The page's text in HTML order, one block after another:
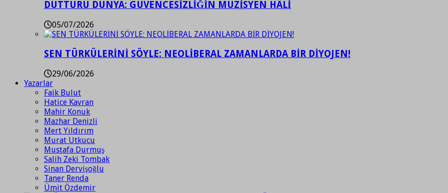
DÜTTÜRÜ DÜNYA: GÜVENCESİZLİĞİN MÜZİSYEN HÂLİ
05/07/2026
SEN TÜRKÜLERİNİ SÖYLE: NEOLİBERAL ZAMANLARDA BİR DİYOJEN!
29/06/2026
Yazarlar
Faik Bulut
Hatice Kavran
Mahir Konuk
Mazhar Denizli
Mert Yıldırım
Murat Utkucu
Mustafa Durmuş
Salih Zeki Tombak
Sinan Dervişoğlu
Taner Renda
Ümit Özdemir